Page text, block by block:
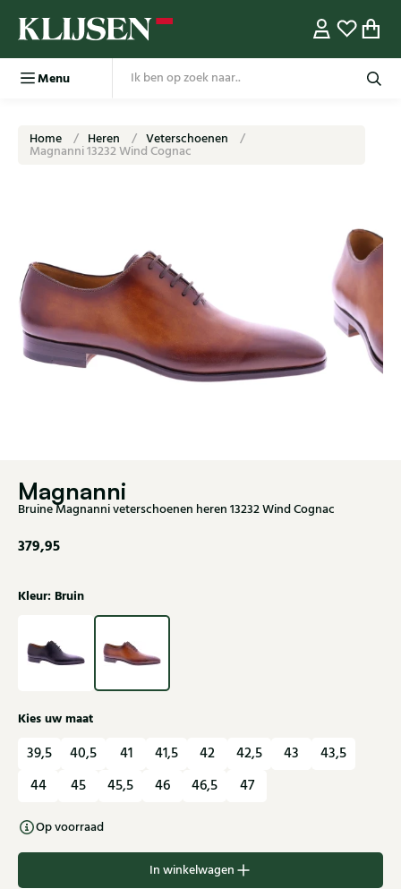
Menu
Home Heren Veterschoenen
Magnanni 13232 Wind Cognac
Magnanni
Bruine Magnanni veterschoenen heren 13232 Wind Cognac
379,95
Kleur: Bruin
Kies uw maat
39,5 40,5 41 41,5 42 42,5 43
43,5
44
45 45,5 46 46,5 47
Op voorraad
In winkelwagen